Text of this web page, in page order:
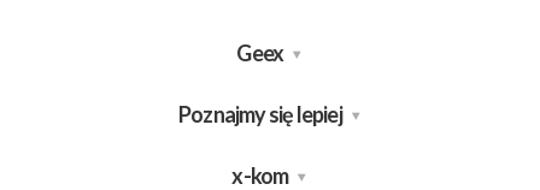
Geex
Poznajmy się lepiej
x-kom